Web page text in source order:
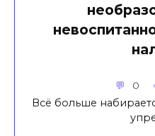
0
Всё больше